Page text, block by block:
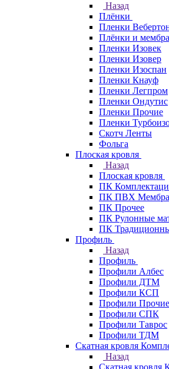
Назад
Плёнки
Пленки
Плёнки и
Пленки Изовек
Пленки Изовер
Пленки Изоспан
Пленки Кнауф
Пленки Легпром
Пленки Ондутис
Пленки Прочие
Пленки
Скотч Ленты
Фольга
Плоская кровля
Назад
Плоская кровля
ПК
ПК ПВХ
ПК Прочее
ПК Рулонные
ПК
Профиль
Назад
Профиль
Профили Албес
Профили ДТМ
Профили КСП
Профили Прочие
Профили СПК
Профили Таврос
Профили ТДМ
Скатная кровля
Назад
Скатная кровля